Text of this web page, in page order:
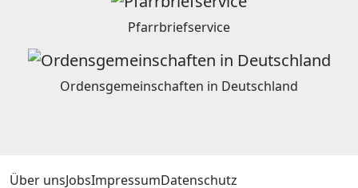
Pfarrbriefservice
Ordensgemeinschaften in Deutschland
Über unsJobsImpressumDatenschutz